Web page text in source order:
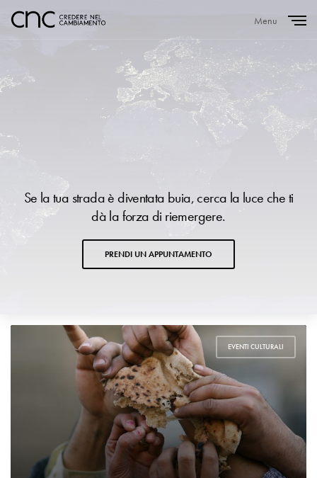
Menu
Se la tua strada è diventata buia, cerca la luce che ti
dà la forza di riemergere.
PRENDI UN APPUNTAMENTO
EVENTI CULTURALI